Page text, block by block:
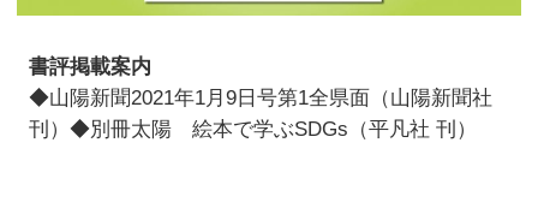
書評掲載案内
◆山陽新聞2021年1月9日号第1全県面（山陽新聞社
刊）◆別冊太陽 絵本で学ぶSDGs（平凡社 刊）